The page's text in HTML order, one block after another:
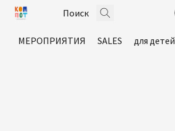
МЕРОПРИЯТИЯ SALES для детей